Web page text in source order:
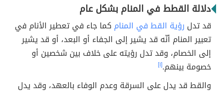
دلالة القطط في المنام بشكل عام
قد تدل رؤية القط في المنام كما جاء في تعطير الأنام في
تعبير المنام أنّه قد يشير إلى الجفاء أو البعد، أو قد يشير
إلى الخصام، وقد تدل رؤيته على خلاف بين شخصين أو
خصومة بينهم.[١]
والقط قد يدل على السرقة وعدم الوفاء بالعهد، وقد يدل